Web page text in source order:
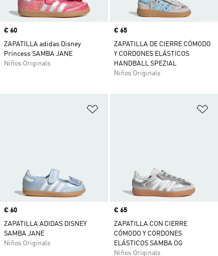
Precio
€ 60
ZAPATILLA adidas Disney
Princess SAMBA JANE
Niños Originals
Precio
€ 65
ZAPATILLA DE CIERRE CÓMODO
Y CORDONES ELÁSTICOS
HANDBALL SPEZIAL
Niños Originals
Precio
€ 60
ZAPATILLA ADIDAS DISNEY
SAMBA JANE
Niños Originals
Precio
€ 65
ZAPATILLA CON CIERRE
CÓMODO Y CORDONES
ELÁSTICOS SAMBA OG
Niños Originals